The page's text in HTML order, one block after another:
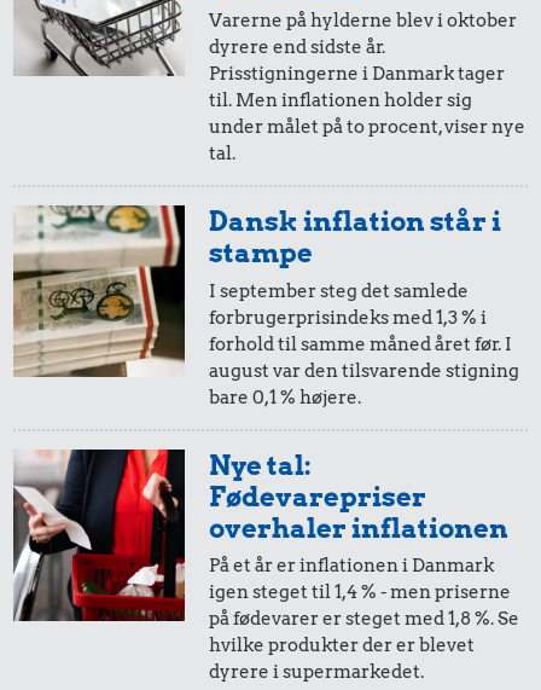
20,-
i 2017
= 24,-
i 2025
12,-
5,-
i 2017
= 6,-
i 2025
2,-
i 2017 i 2025
1,-
i 2017
= 1,-
i 2025
Varerne på hylderne blev i oktober
dyrere end sidste år.
Prisstigningerne i Danmark tager
til. Men inflationen holder sig
under målet på to procent, viser nye
tal.
Dansk inflation står i
stampe
I september steg det samlede
forbrugerprisindeks med 1,3 % i
forhold til samme måned året før. I
august var den tilsvarende stigning
bare 0,1 % højere.
Nye tal:
Fødevarepriser
overhaler inflationen
På et år er inflationen i Danmark
igen steget til 1,4 % - men priserne
på fødevarer er steget med 1,8 %. Se
hvilke produkter der er blevet
dyrere i supermarkedet.